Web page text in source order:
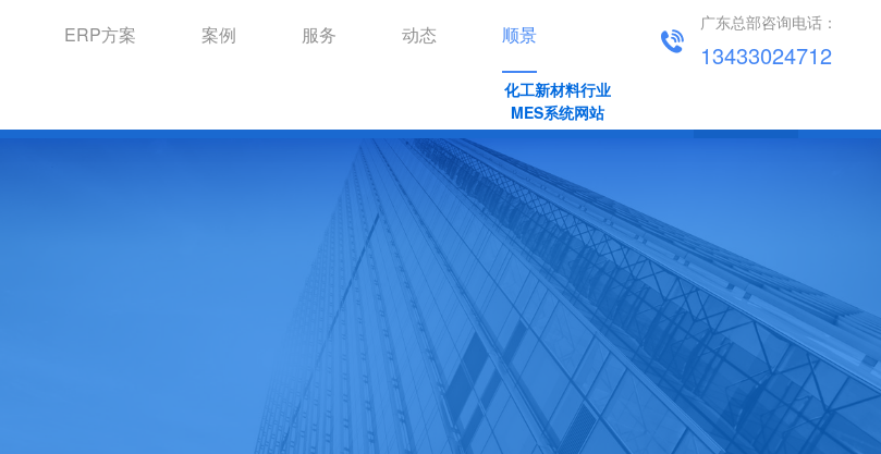
ERP方案 案例 服务 动态 顺景 广东总部咨询电话：
13433024712
化工新材料行业
MES系统网站
发展历程